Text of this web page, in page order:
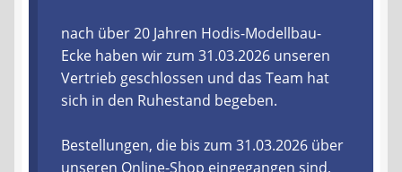
Warenkorb
Ablauf einer Bestellung
nach über 20 Jahren Hodis-Modellbau-
Ecke haben wir zum 31.03.2026 unseren
Vertrieb geschlossen und das Team hat
sich in den Ruhestand begeben.
Bestellungen, die bis zum 31.03.2026 über
unseren Online-Shop eingegangen sind,